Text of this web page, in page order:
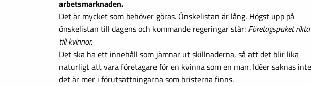
arbetsmarknaden.
Det är mycket som behöver göras. Önskelistan är lång. Högst upp på
önskelistan till dagens och kommande regeringar står: Företagspaket
till kvinnor.
Det ska ha ett innehåll som jämnar ut skillnaderna, så att det blir lika
naturligt att vara företagare för en kvinna som en man. Idéer saknas
det är mer i förutsättningarna som bristerna finns.